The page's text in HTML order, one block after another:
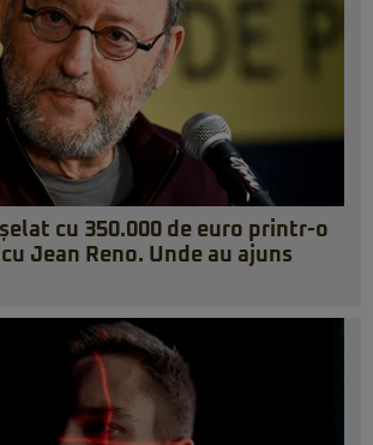
cu 350.000 de euro printr-o
Jean Reno. Unde au ajuns